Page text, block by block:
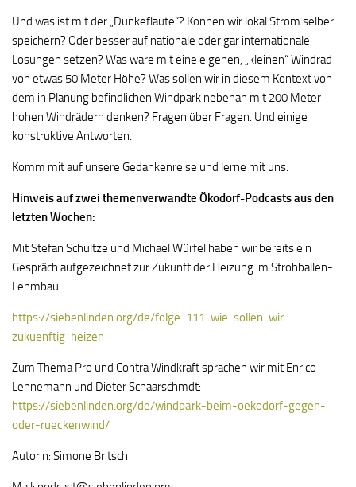
Und was ist mit der „Dunkeflaute“? Können wir lokal Strom selber
speichern? Oder besser auf nationale oder gar internationale
Lösungen setzen? Was wäre mit eine eigenen, „kleinen“ Windrad
von etwas 50 Meter Höhe? Was sollen wir in diesem Kontext von
dem in Planung befindlichen Windpark nebenan mit 200 Meter
hohen Windrädern denken? Fragen über Fragen. Und einige
konstruktive Antworten.
Komm mit auf unsere Gedankenreise und lerne mit uns.
Hinweis auf zwei themenverwandte Ökodorf-Podcasts aus den
letzten Wochen:
Mit Stefan Schultze und Michael Würfel haben wir bereits ein
Gespräch aufgezeichnet zur Zukunft der Heizung im Strohballen-
Lehmbau:
https://siebenlinden.org/de/folge-111-wie-sollen-wir-
zukuenftig-heizen
Zum Thema Pro und Contra Windkraft sprachen wir mit Enrico
Lehnemann und Dieter Schaarschmdt:
https://siebenlinden.org/de/windpark-beim-oekodorf-gegen-
oder-rueckenwind/
Autorin: Simone Britsch